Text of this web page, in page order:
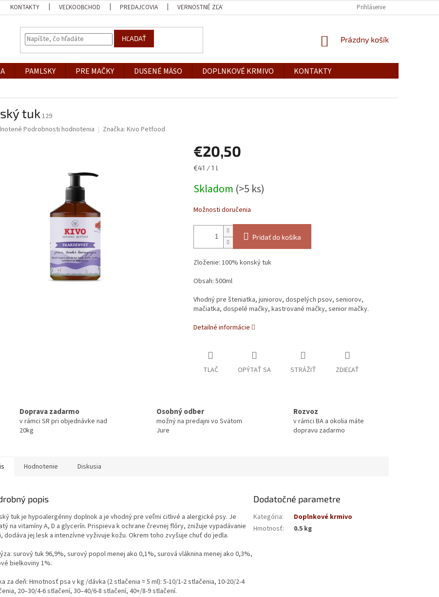
KONTAKTY VEĽKOOBCHOD PREDAJCOVIA VERNOSTNÉ ZĽAVY Prihlásenie
HĽADAŤ
NÁKUPNÝ
Prázdny košík
PAMLSKY PRE MAČKY DUSENÉ MÄSO DOPLNKOVÉ KRMIVO KONTAKTY
tuk129
Podrobnosti hodnotenia Značka: Kivo Petfood
€20,50
Jednotková
€41 / 1 l
Skladom (>5 ks)
Možnosti doručenia
Pridať do košíka
Zloženie: 100% konský tuk
Obsah: 500ml
Vhodný pre šteniatka, juniorov, dospelých psov, seniorov,
mačiatka, dospelé mačky, kastrované mačky, senior mačky.
Detailné informácie
TLAČ OPÝTAŤ SA STRÁŽIŤ ZDIEĽAŤ
Doprava zadarmo
v rámci SR pri objednávke nad
20kg
Osobný odber
možný na predajni vo Svätom
Jure
Rozvoz
v rámci BA a okolia máte
dopravu zadarmo
Hodnotenie Diskusia
popis
tuk je hypoalergénny doplnok a je vhodný pre veľmi citlivé a alergické psy. Je
na vitamíny A, D a glycerín. Prispieva k ochrane črevnej flóry, znižuje vypadávanie
dodáva jej lesk a intenzívne vyživuje kožu. Okrem toho zvyšuje chuť do jedla.
surový tuk 96,9%, surový popol menej ako 0,1%, surová vláknina menej ako 0,3%,
bielkoviny 1%.
za deň: Hmotnosť psa v kg /dávka (2 stlačenia = 5 ml): 5-10/1-2 stlačenia, 10-20/2-4
20–30/4-6 stlačení, 30–40/6-8 stlačení, 40+/8-9 stlačení.
Dodatočné parametre
Kategória:
Doplnkové krmivo
Hmotnosť: 0.5 kg